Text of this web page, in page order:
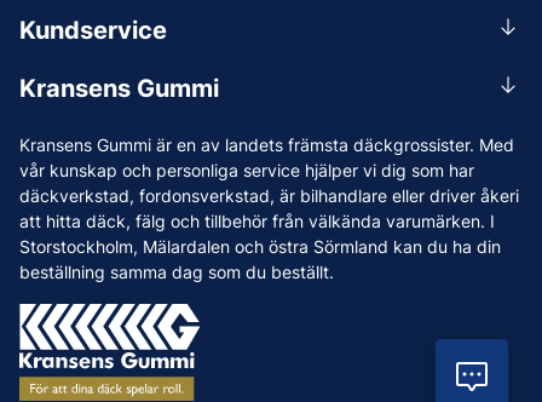
Kransens Gummi är en av landets främsta däckgrossister. Med
vår kunskap och personliga service hjälper vi dig som har
däckverkstad, fordonsverkstad, är bilhandlare eller driver åkeri
att hitta däck, fälg och tillbehör från välkända varumärken. I
Storstockholm, Mälardalen och östra Sörmland kan du ha din
beställning samma dag som du beställt.
Kundservice
Leverans
Reklamation & återköp
Betalning & faktura
Köpvillkor
Vanliga frågor och svar
Kransens Gummi
Vi som jobbar på Kransens Gummi
Jobba hos oss
Nyheter
Tips & Råd
Varumärken
Våra Verkstäder
0156-409 00
Mån-Tors 07.30-16:30, Fre 07.30-15.00.
Lunchstängt 12:00-12:30